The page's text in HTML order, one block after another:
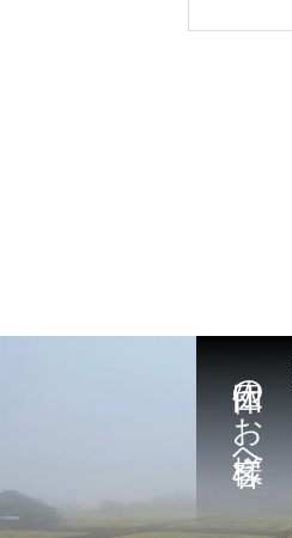
団体のお客様へ